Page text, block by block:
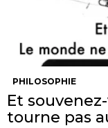
PHILOSOPHIE
Et
tourne pas